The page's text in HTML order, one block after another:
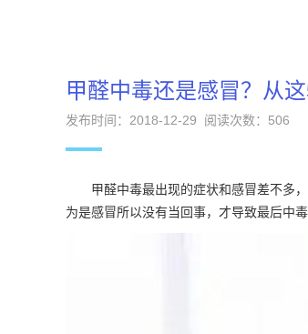
甲醛中毒还是感冒？从
发布时间：2018-12-29 阅读次数： 506
甲醛中毒最出现的症状和感冒差不多，
为是感冒所以没有当回事，才导致最后中